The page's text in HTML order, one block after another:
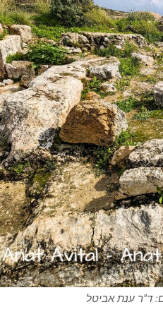
ד"ר ענת אביטל